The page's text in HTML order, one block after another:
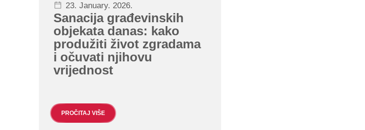
23. January. 2026.
Sanacija građevinskih
objekata danas: kako
produžiti život zgradama
i očuvati njihovu
vrijednost
PROČITAJ VIŠE